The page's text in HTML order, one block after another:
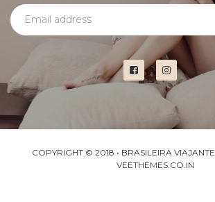
COPYRIGHT © 2018 • BRASILEIRA VIAJANTE
VEETHEMES.CO.IN